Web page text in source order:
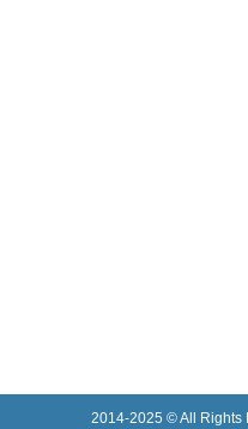
2014-2025 © All Rights